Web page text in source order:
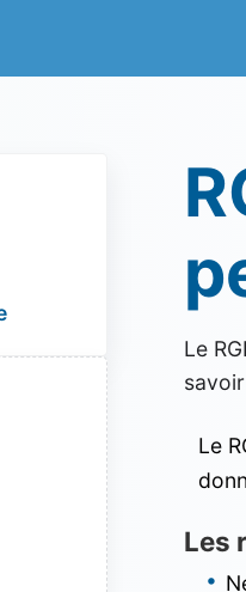
Le
Le
Les